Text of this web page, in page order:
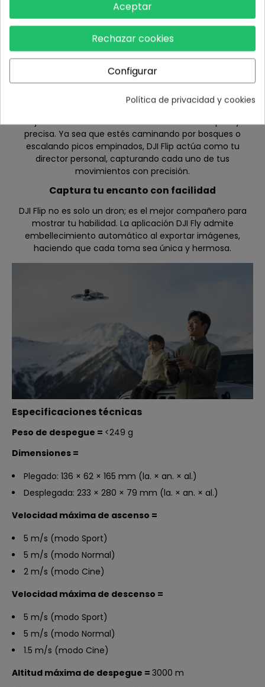
Tu Director Personal
Con el seguimiento de objetivos, puedes mantener a tu
precisa. Ya sea que estés caminando por bosques o
escalando picos empinados, DJI Flip actúa como tu
director personal, capturando cada uno de tus
movimientos con precisión.
Captura tu encanto con facilidad
DJI Flip no es solo un dron; es el mejor compañero para
mostrar tu habilidad. La aplicación DJI Fly admite
embellecimiento automático al exportar imágenes,
haciendo que cada toma sea única y hermosa.
Especificaciones técnicas
Peso de despegue = ‌<249 g
Dimensiones =
Plegado: 136 × 62 × 165 mm (la. × an. × al.)
Desplegada: 233 × 280 × 79 mm (la. × an. × al.)
Velocidad máxima de ascenso =
5 m/s (modo Sport)
5 m/s (modo Normal)
2 m/s (modo Cine)
Velocidad máxima de descenso =
5 m/s (modo Sport)
5 m/s (modo Normal)
1.5 m/s (modo Cine)
Altitud máxima de despegue = 3000 m
Aceptar
Rechazar cookies
Configurar
Política de privacidad y cookies